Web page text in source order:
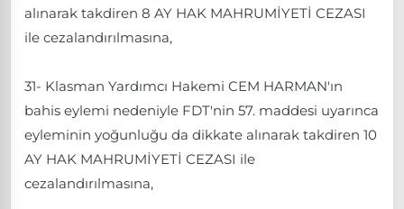
alınarak takdiren 8 AY HAK MAHRUMİYETİ CEZASI
ile cezalandırılmasına,
31- Klasman Yardımcı Hakemi CEM HARMAN'ın
bahis eylemi nedeniyle FDT'nin 57. maddesi uyarınca
eyleminin yoğunluğu da dikkate alınarak takdiren 10
AY HAK MAHRUMİYETİ CEZASI ile
cezalandırılmasına,